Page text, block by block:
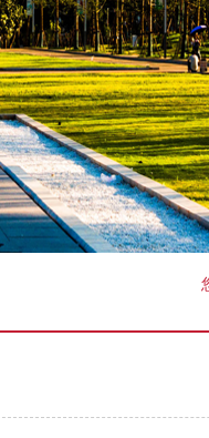
学术动态
科研动态
自办刊物
学术预告
奖
学
教代